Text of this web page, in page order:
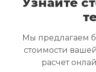
Скупка ноутбуков
Скупка ультрабуков
Скупка рабочих
Скупка старых
Скупка внешних
Мы предлагаем
стоимости
расчет